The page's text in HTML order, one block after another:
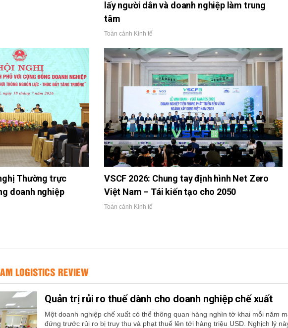
lấy người dân và doanh nghiệp làm trung
tâm
Toàn cảnh Kinh tế
Thường trực
doanh nghiệp
VSCF 2026: Chung tay định hình Net Zero
Việt Nam – Tái kiến tạo cho 2050
Toàn cảnh Kinh tế
LOGISTICS REVIEW
Quản trị rủi ro thuế dành cho doanh nghiệp chế xuất
Một doanh nghiệp chế xuất có thể thông quan hàng nghìn tờ khai mỗi năm
đứng trước rủi ro bị truy thu và phạt thuế lên tới hàng triệu USD. Nghịch lý